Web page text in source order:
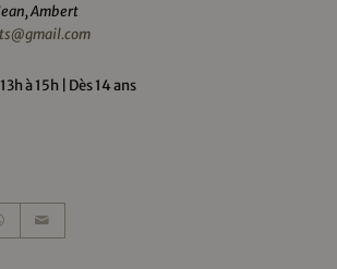
Ambert
à 15h | Dès 14 ans